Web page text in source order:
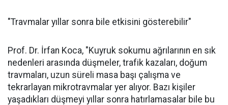
"Travmalar yıllar sonra bile etkisini gösterebilir"
Prof. Dr. İrfan Koca, "Kuyruk sokumu ağrılarının en sık
nedenleri arasında düşmeler, trafik kazaları, doğum
travmaları, uzun süreli masa başı çalışma ve
tekrarlayan mikrotravmalar yer alıyor. Bazı kişiler
yaşadıkları düşmeyi yıllar sonra hatırlamasalar bile bu